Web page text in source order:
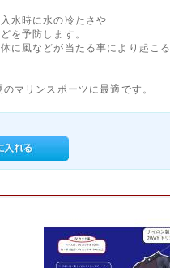
水時に水の冷たさや
を予防します。
に風などが当たる事により起こる
マリンスポーツに最適です。